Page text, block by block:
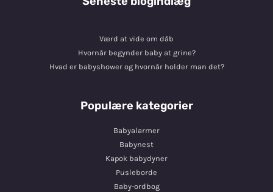
Værd at vide om dåb
Hvornår begynder baby at grine?
Hvad er babyshower og hvornår holder man det?
Populære kategorier
Babyalarmer
Babynest
Kapok babydyner
Pusleborde
Baby-ordbog